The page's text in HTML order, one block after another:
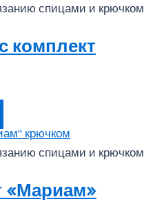
спицами и крючком
комплект
спицами и крючком
«Мариам»